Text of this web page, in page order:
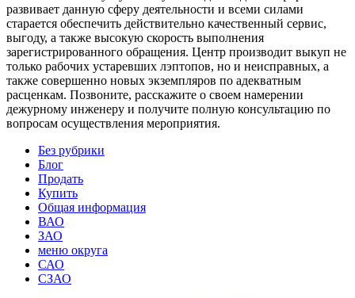
развивает данную сферу деятельности и всеми силами
старается обеспечить действительно качественный сервис,
выгоду, а также высокую скорость выполнения
зарегистрированного обращения. Центр производит выкуп не
только рабочих устаревших лэптопов, но и неисправных, а
также совершенно новых экземпляров по адекватным
расценкам. Позвоните, расскажите о своем намерении
дежурному инженеру и получите полную консультацию по
вопросам осуществления мероприятия.
Без рубрики
Блог
Продать
Купить
Общая информация
ВАО
ЗАО
меню округа
САО
СЗАО